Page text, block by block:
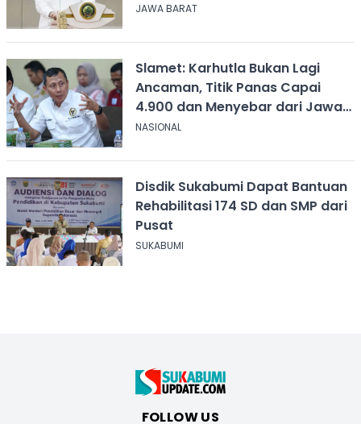
JAWA BARAT
Slamet: Karhutla Bukan Lagi
Ancaman, Titik Panas Capai
4.900 dan Menyebar dari Jawa
hingga Papua
NASIONAL
Disdik Sukabumi Dapat Bantuan
Rehabilitasi 174 SD dan SMP dari
Pusat
SUKABUMI
FOLLOW US